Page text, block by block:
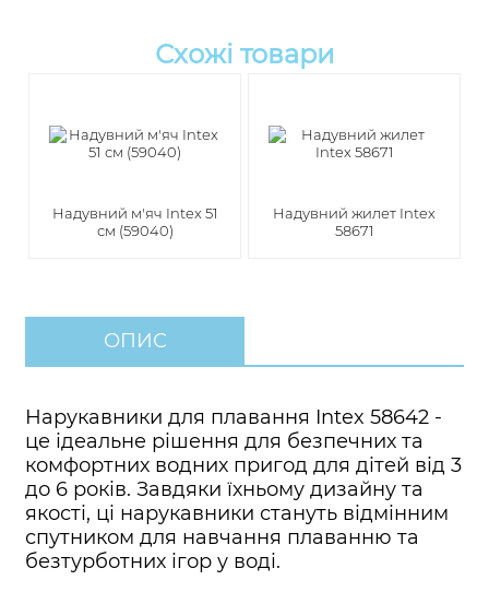
Схожі товари
Надувний м'яч Intex 51
см (59040)
Надувний жилет Intex
58671
ОПИС
Нарукавники для плавання Intex 58642 -
це ідеальне рішення для безпечних та
комфортних водних пригод для дітей від 3
до 6 років. Завдяки їхньому дизайну та
якості, ці нарукавники стануть відмінним
спутником для навчання плаванню та
безтурботних ігор у воді.